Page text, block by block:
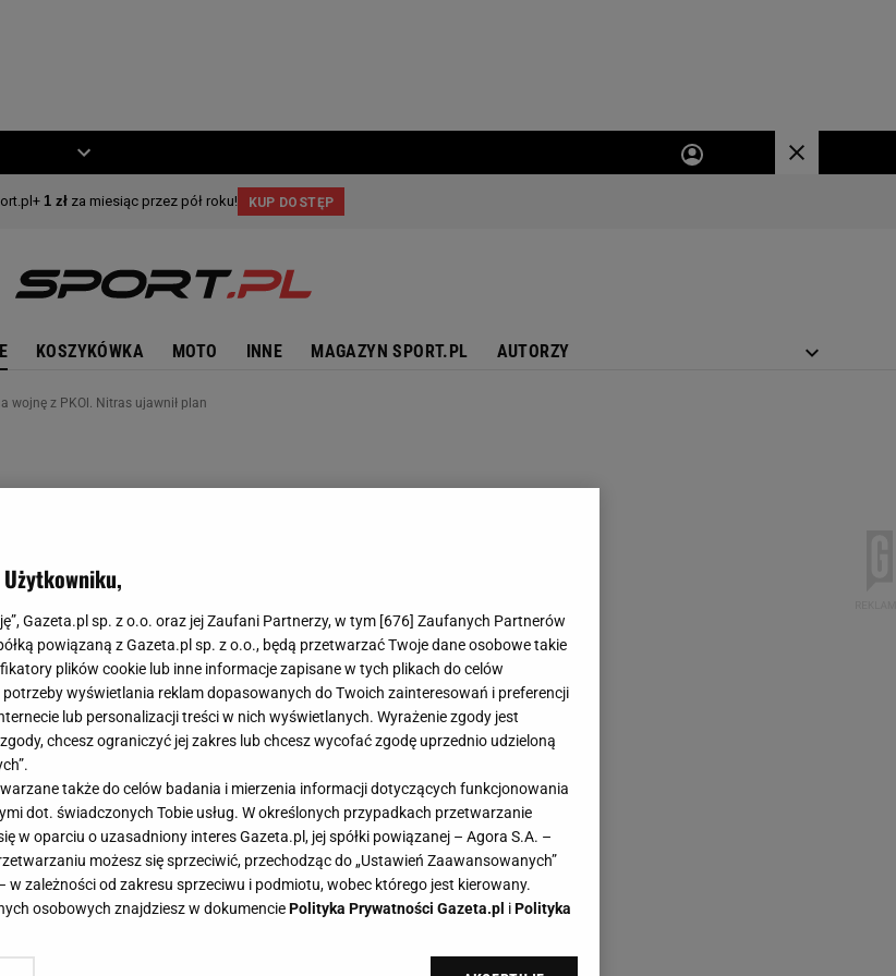
KOSZYKÓWKA MOTO INNE MAGAZYN SPORT.PL AUTORZY
wojnę z PKOl. Nitras ujawnił plan
Gazeta.pl sp. z o.o. oraz jej Zaufani Partnerzy, w tym [676] Zaufanych Partnerów
powiązaną z Gazeta.pl sp. z o.o., będą przetwarzać Twoje dane osobowe takie
plików cookie lub inne informacje zapisane w tych plikach do celów
wyświetlania reklam dopasowanych do Twoich zainteresowań i preferencji
lub personalizacji treści w nich wyświetlanych. Wyrażenie zgody jest
chcesz ograniczyć jej zakres lub chcesz wycofać zgodę uprzednio udzieloną
także do celów badania i mierzenia informacji dotyczących funkcjonowania
dot. świadczonych Tobie usług. W określonych przypadkach przetwarzanie
w oparciu o uzasadniony interes Gazeta.pl, jej spółki powiązanej – Agora S.A. –
możesz się sprzeciwić, przechodząc do „Ustawień Zaawansowanych”
w zależności od zakresu sprzeciwu i podmiotu, wobec którego jest kierowany.
osobowych znajdziesz w dokumenciePolityka Prywatności Gazeta.pl iPolityka